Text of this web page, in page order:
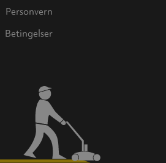
Personvern
Betingelser